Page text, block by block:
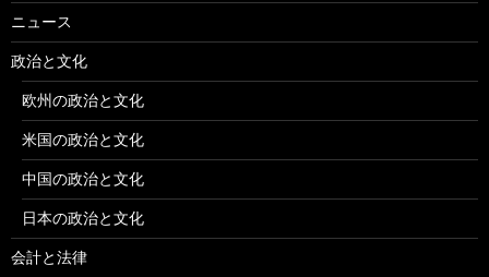
ニュース
政治と文化
欧州の政治と文化
米国の政治と文化
中国の政治と文化
日本の政治と文化
会計と法律